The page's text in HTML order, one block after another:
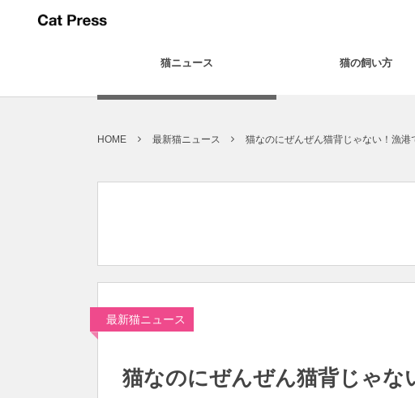
猫ニュース 猫の飼い方
HOME 最新猫ニュース 猫なのにぜんぜん猫背じゃない！漁
最新猫ニュース
猫なのにぜんぜん猫背じゃな